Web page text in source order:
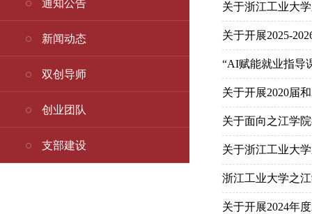
通知公告
新闻动态
双创导师
创业团队
支部建设
关于浙江工业大
关于开展2025-
“AI赋能就业指导
关于开展2020届
关于面向之江学
关于浙江工业大
浙江工业大学之
关于开展2024年